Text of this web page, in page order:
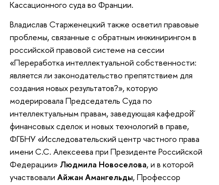
Кассационного суда во Франции.
Владислав Старженецкий также осветил правовые
проблемы, связанные с обратным инжинирингом в
российской правовой системе на сессии
«Переработка интеллектуальной собственности:
является ли законодательство препятствием для
создания новых результатов?», которую
модерировала Председатель Суда по
интеллектуальным правам, заведующая кафедрой̆
финансовых сделок и новых технологий в праве,
ФГБНУ «Исследовательский центр частного права
имени С.С. Алексеева при Президенте Российской
Федерации» Людмила Новоселова, и в которой
участвовали Айжан Амангельды, Профессор